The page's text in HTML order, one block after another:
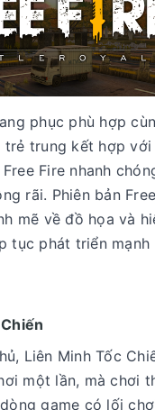
phục phù hợp
trẻ trung kết hợp với
Fire nhanh
rãi. Phiên bản
mẽ về đồ họa và
tục phát triển
Liên Minh Tốc
một lần, mà chơi
game có lối